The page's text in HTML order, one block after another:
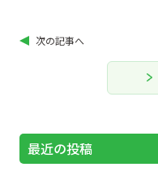
次の記事へ
最近の投稿